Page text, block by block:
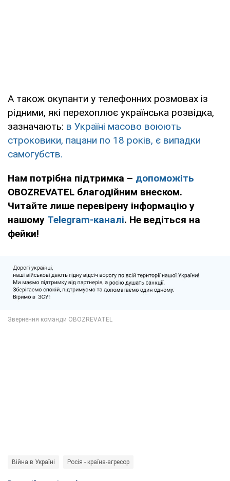
А також окупанти у телефонних розмовах із
рідними, які перехоплює українська розвідка,
зазначають: в Україні масово воюють
строковики, пацани по 18 років, є випадки
самогубств.
Нам потрібна підтримка – допоможіть
OBOZREVATEL благодійним внеском.
Читайте лише перевірену інформацію у
нашому Telegram-каналі. Не ведіться на
фейки!
Війна в Україні Росія - країна-агресор